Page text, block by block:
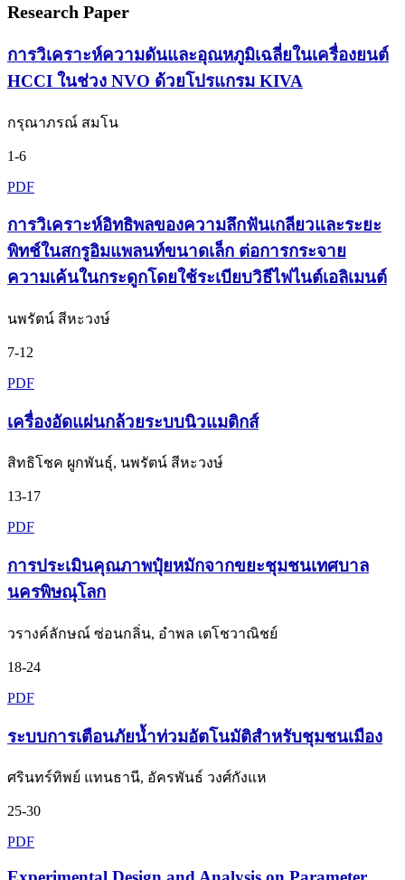
Research Paper
การวิเคราะห์ความดันและอุณหภูมิเฉลี่ยในเครื่องยนต์
HCCI ในช่วง NVO ด้วยโปรแกรม KIVA
กรุณาภรณ์ สมโน
1-6
PDF
การวิเคราะห์อิทธิพลของความลึกฟันเกลียวและระยะ
พิทช์ในสกรูอิมแพลนท์ขนาดเล็ก ต่อการกระจาย
ความเค้นในกระดูกโดยใช้ระเบียบวิธีไฟไนต์เอลิเมนต์
นพรัตน์ สีหะวงษ์
7-12
PDF
เครื่องอัดแผ่นกล้วยระบบนิวแมติกส์
สิทธิโชค ผูกพันธุ์, นพรัตน์ สีหะวงษ์
13-17
PDF
การประเมินคุณภาพปุ๋ยหมักจากขยะชุมชนเทศบาล
นครพิษณุโลก
วรางค์ลักษณ์ ซ่อนกลิ่น, อำพล เตโชวาณิชย์
18-24
PDF
ระบบการเตือนภัยน้ำท่วมอัตโนมัติสำหรับชุมชนเมือง
ศรินทร์ทิพย์ แทนธานี, อัครพันธ์ วงศ์กังแห
25-30
PDF